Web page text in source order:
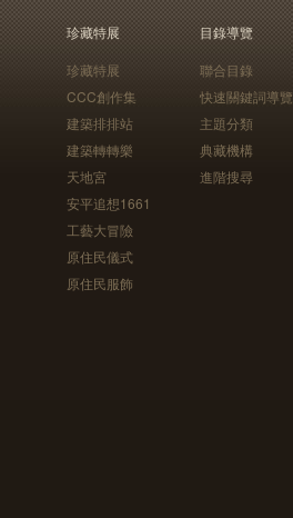
珍藏特展
珍藏特展
CCC創作集
建築排排站
建築轉轉樂
天地宮
安平追想1661
工藝大冒險
原住民儀式
原住民服飾
目錄導覽
聯合目錄
快速關鍵詞導覽
主題分類
典藏機構
進階搜尋